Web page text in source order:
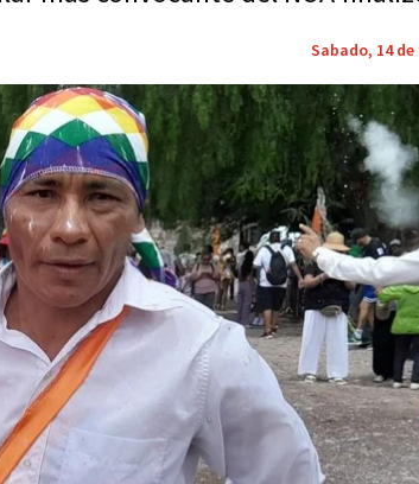
Sabado, 14 de